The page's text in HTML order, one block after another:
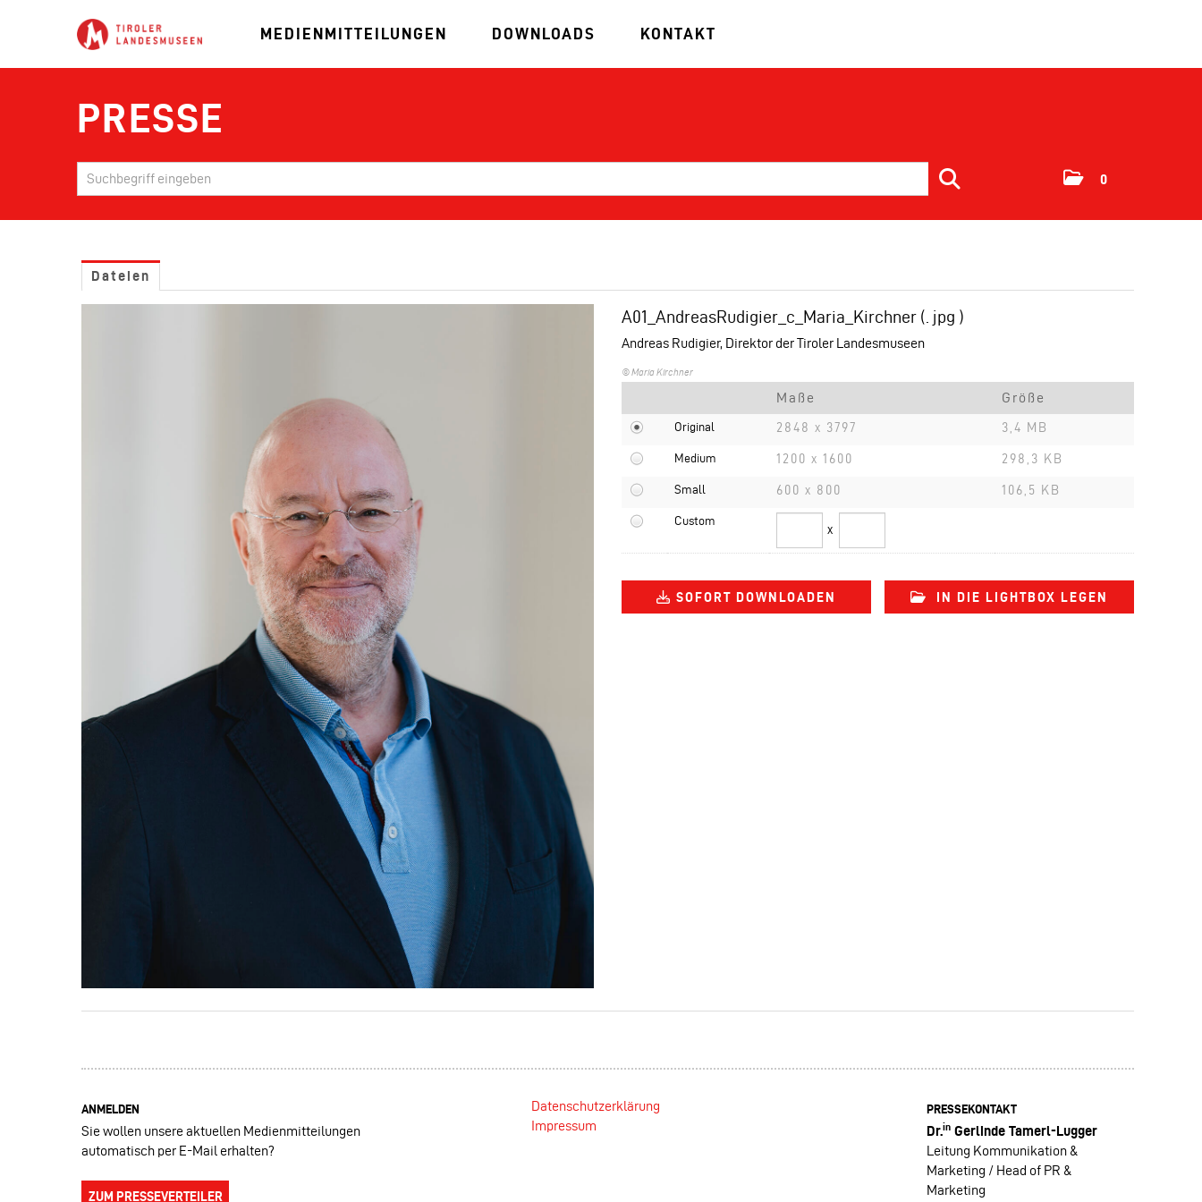
MEDIENMITTEILUNGEN DOWNLOADS KONTAKT
0
PRESSE
Dateien
A01_AndreasRudigier_c_Maria_Kirchner (. jpg )
Andreas Rudigier, Direktor der Tiroler Landesmuseen
© Maria Kirchner
Maße Größe
Original 2848 x 3797 3,4 MB
Medium 1200 x 1600 298,3 KB
Small 600 x 800 106,5 KB
Custom
x
SOFORT DOWNLOADEN IN DIE LIGHTBOX LEGEN
ANMELDEN
Sie wollen unsere aktuellen Medienmitteilungen
automatisch per E-Mail erhalten?
ZUM PRESSEVERTEILER
Datenschutzerklärung
Impressum
PRESSEKONTAKT
Dr.in Gerlinde Tamerl-Lugger
Leitung Kommunikation &
Marketing / Head of PR &
Marketing